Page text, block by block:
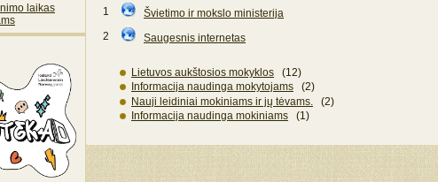
laikas
1
Švietimo ir mokslo ministerija
2
Saugesnis internetas
Lietuvos aukštosios mokyklos
(12)
Informacija naudinga mokytojams
(2)
Nauji leidiniai mokiniams ir jų tėvams.
(2)
Informacija naudinga mokiniams
(1)